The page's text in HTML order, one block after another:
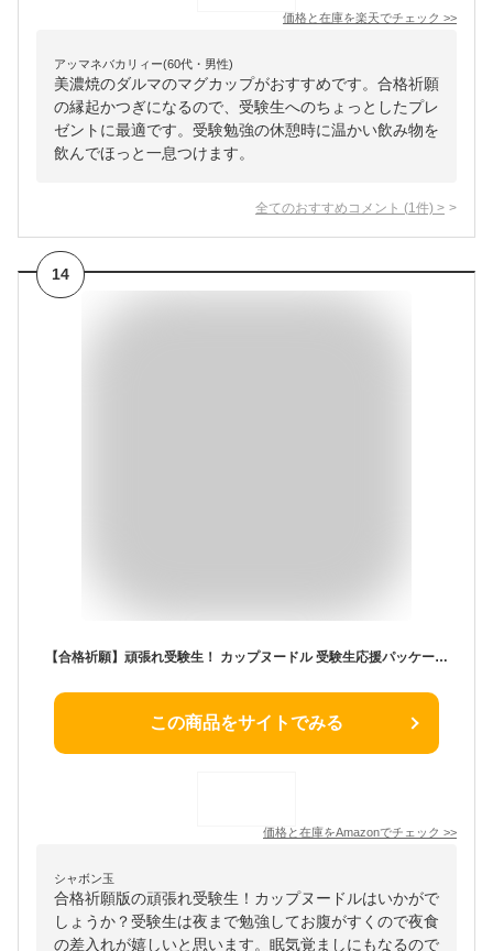
価格と在庫を楽天でチェック >>
アッマネバカリィー(60代・男性)
美濃焼のダルマのマグカップがおすすめです。合格祈願
の縁起かつぎになるので、受験生へのちょっとしたプレ
ゼントに最適です。受験勉強の休憩時に温かい飲み物を
飲んでほっと一息つけます。
全てのおすすめコメント (1 件) >
14
【合格祈願】頑張れ受験生！ カップヌードル 受験生応援パッケージ 6個セット(3種×2個)
この商品をサイトでみる
価格と在庫をAmazonでチェック >>
シャボン玉
合格祈願版の頑張れ受験生！カップヌードルはいかがで
しょうか？受験生は夜まで勉強してお腹がすくので夜食
の差入れが嬉しいと思います。眠気覚ましにもなるので